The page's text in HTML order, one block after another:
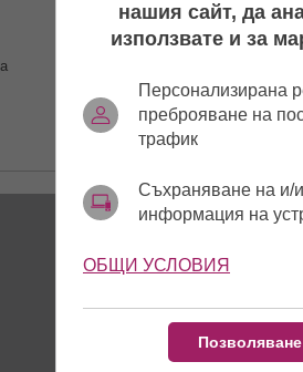
Покажи резултати
нашия сайт, да
използвате и за
Персонализирана
преброяване на
трафик
Съхраняване на и/
информация на
ОБЩИ УСЛОВИЯ